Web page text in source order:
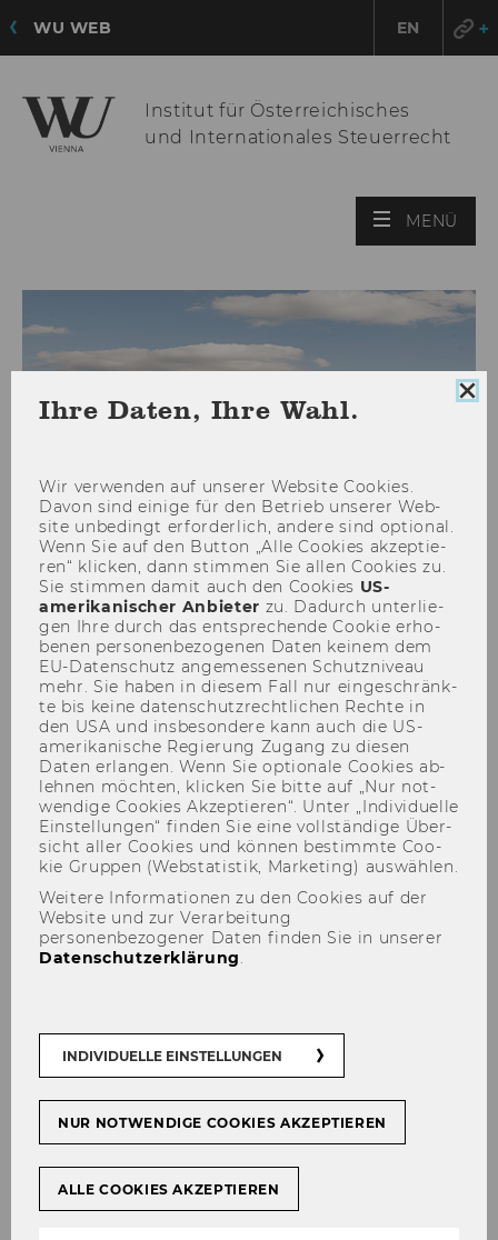
WU WEB EN
Institut für Österreichisches
und Internationales Steuerrecht
MENÜ
Semester Closing - 26.01.2017
Ihre Daten, Ihre Wahl.
Wir ver­wen­den auf un­se­rer Web­site Coo­kies.
Davon sind ei­ni­ge für den Be­trieb un­se­rer Web­
site un­be­dingt er­for­der­lich, an­de­re sind op­tio­nal.
Wenn Sie auf den But­ton „Alle Coo­kies ak­zep­tie­
ren“ kli­cken, dann stim­men Sie allen Coo­kies zu.
Sie stim­men damit auch den Coo­kies US-​
amerikanischer An­bie­ter zu. Da­durch un­ter­lie­
gen Ihre durch das ent­spre­chen­de Coo­kie er­ho­
be­nen per­so­nen­be­zo­ge­nen Daten kei­nem dem
EU-​Datenschutz an­ge­mes­se­nen Schutz­ni­veau
mehr. Sie haben in die­sem Fall nur ein­ge­schränk­
te bis keine da­ten­schutz­recht­li­chen Rech­te in
den USA und ins­be­son­de­re kann auch die US-​
amerikanische Re­gie­rung Zu­gang zu die­sen
Daten er­lan­gen. Wenn Sie op­tio­na­le Coo­kies ab­
leh­nen möch­ten, kli­cken Sie bitte auf „Nur not­
wen­di­ge Coo­kies Ak­zep­tie­ren“. Unter „In­di­vi­du­el­le
Ein­stel­lun­gen“ fin­den Sie eine voll­stän­di­ge Über­
sicht aller Coo­kies und kön­nen be­stimm­te Coo­
kie Grup­pen (Web­sta­tis­tik, Mar­ke­ting) aus­wäh­len.
Weitere Informationen zu den Cookies auf der
Website und zur Verarbeitung
personenbezogener Daten finden Sie in unserer
Datenschutzerklärung.
INDIVIDUELLE EINSTELLUNGEN
NUR NOTWENDIGE COOKIES AKZEPTIEREN
ALLE COOKIES AKZEPTIEREN